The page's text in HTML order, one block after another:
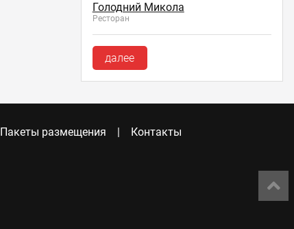
Голодний Микола
Ресторан
далее
Пакеты размещения Контакты